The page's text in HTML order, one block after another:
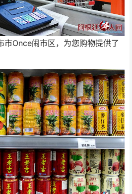
Once闹市区，为您购物提供了